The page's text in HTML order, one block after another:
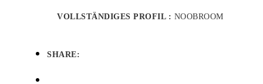
VOLLSTÄNDIGES PROFIL : NOOBROOM
SHARE: